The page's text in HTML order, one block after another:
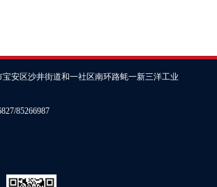
安区沙井街道和一社区南环路蚝一新三洋工业
85266987